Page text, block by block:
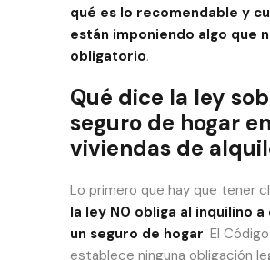
qué es lo recomendable y
están imponiendo algo que
obligatorio.
Qué dice la ley
seguro de hogar en
viviendas de
Lo primero que hay que tener
la ley NO obliga al inquilino
un seguro de hogar. El
establece ninguna obligación